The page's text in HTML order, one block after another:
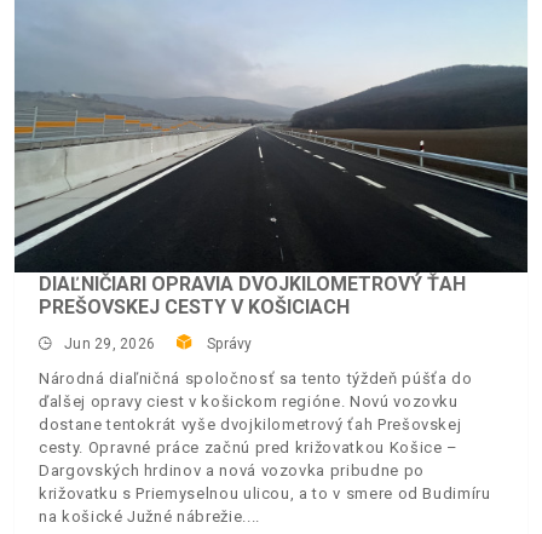
DIAĽNIČIARI OPRAVIA DVOJKILOMETROVÝ ŤAH
PREŠOVSKEJ CESTY V KOŠICIACH
Jun 29, 2026 Správy
Národná diaľničná spoločnosť sa tento týždeň púšťa do
ďalšej opravy ciest v košickom regióne. Novú vozovku
dostane tentokrát vyše dvojkilometrový ťah Prešovskej
cesty. Opravné práce začnú pred križovatkou Košice –
Dargovských hrdinov a nová vozovka pribudne po
križovatku s Priemyselnou ulicou, a to v smere od Budimíru
na košické Južné nábrežie.